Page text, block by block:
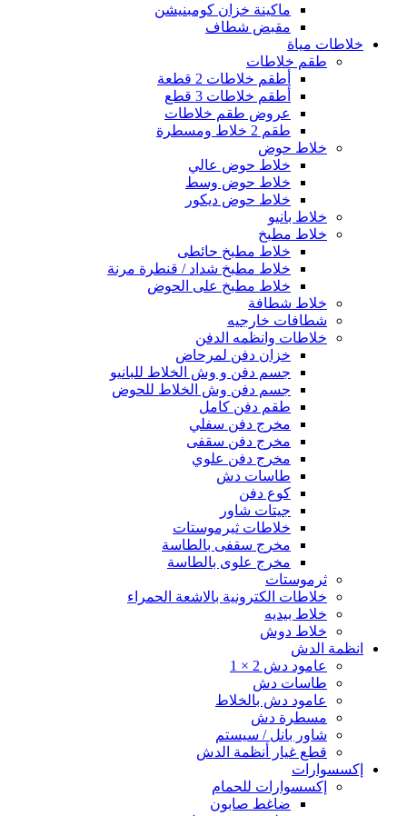
ماكينة خزان كومبنيشن
مقبض شطاف
خلاطات مياة
طقم خلاطات
أطقم خلاطات 2 قطعة
أطقم خلاطات 3 قطع
عروض طقم خلاطات
طقم 2 خلاط ومسطرة
خلاط حوض
خلاط حوض عالي
خلاط حوض وسط
خلاط حوض ديكور
خلاط بانيو
خلاط مطبخ
خلاط مطبخ حائطى
خلاط مطبخ شداد / قنطرة مرنة
خلاط مطبخ على الحوض
خلاط شطافة
شطافات خارجيه
خلاطات وانظمه الدفن
خزان دفن لمرحاض
جسم دفن و وش الخلاط للبانيو
جسم دفن وش الخلاط للحوض
طقم دفن كامل
مخرج دفن سفلي
مخرج دفن سقفى
مخرج دفن علوي
طاسات دش
كوع دفن
جيتات شاور
خلاطات ثيرموستات
مخرج سقفى بالطاسة
مخرج علوى بالطاسة
ثرموستات
خلاطات الكترونية بالاشعة الحمراء
خلاط بيديه
خلاط دوش
انظمة الدش
عامود دش 2 × 1
طاسات دش
عامود دش بالخلاط
مسطرة دش
شاور بانل / سيستم
قطع غيار أنظمة الدش
إكسسوارات
إكسسوارات للحمام
ضاغط صابون